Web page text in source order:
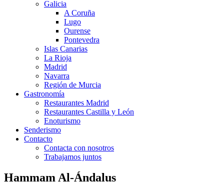
Galicia
A Coruña
Lugo
Ourense
Pontevedra
Islas Canarias
La Rioja
Madrid
Navarra
Región de Murcia
Gastronomía
Restaurantes Madrid
Restaurantes Castilla y León
Enoturismo
Senderismo
Contacto
Contacta con nosotros
Trabajamos juntos
Hammam Al-Ándalus